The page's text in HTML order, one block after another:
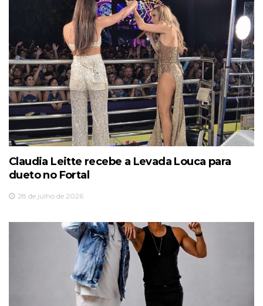
Claudia Leitte recebe a Levada Louca para
dueto no Fortal
28 de julho de 2026